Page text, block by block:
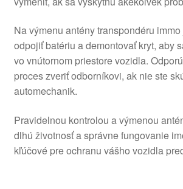
Na výmenu antény transpondéru
odpojiť batériu a demontovať kryt, aby
vo vnútornom priestore vozidla.
proces zveriť odborníkovi, ak nie ste
automechanik.
Pravidelnou kontrolou a výmenou
dlhú životnosť a správne fungovanie
kľúčové pre ochranu vášho vozidla